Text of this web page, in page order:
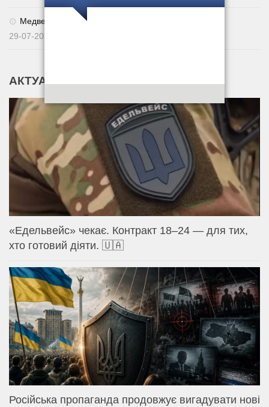
Медведчуку оголосили нову підозру
29-07-2026
АКТУАЛЬНІ НОВИНИ
«Едельвейс» чекає. Контракт 18–24 — для тих,
хто готовий діяти. 🇺🇦
Російська пропаганда продовжує вигадувати нові